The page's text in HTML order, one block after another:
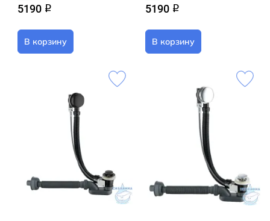
5190 q
В корзину
5190 q
В корзину